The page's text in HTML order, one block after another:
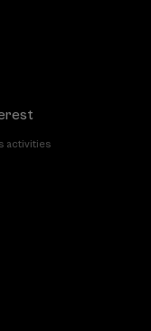
activities